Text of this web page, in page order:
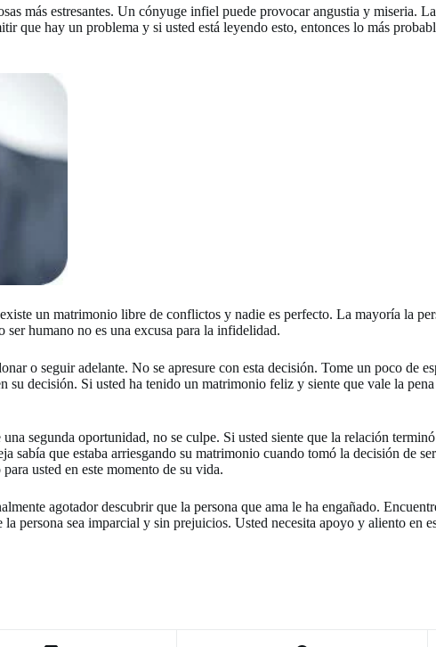
más estresantes. Un cónyuge infiel puede provocar angustia y miseria.
que hay un problema y si usted está leyendo esto, entonces lo más
un matrimonio libre de conflictos y nadie es perfecto. La mayoría la
humano no es una excusa para la infidelidad.
o seguir adelante. No se apresure con esta decisión. Tome un poco de
su decisión. Si usted ha tenido un matrimonio feliz y siente que vale la
segunda oportunidad, no se culpe. Si usted siente que la relación
sabía que estaba arriesgando su matrimonio cuando tomó la decisión de
usted en este momento de su vida.
agotador descubrir que la persona que ama le ha engañado.
persona sea imparcial y sin prejuicios. Usted necesita apoyo y aliento en